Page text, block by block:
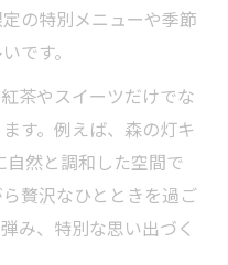
定アフタヌーンティ
ヌーンティー選びガ
約で巡る穴場店舗の
安い穴場選びのポ
の特別メニューや季節
です。
茶やスイーツだけでな
す。例えば、森の灯キ
然と調和した空間で
贅沢なひとときを過ご
み、特別な思い出づく